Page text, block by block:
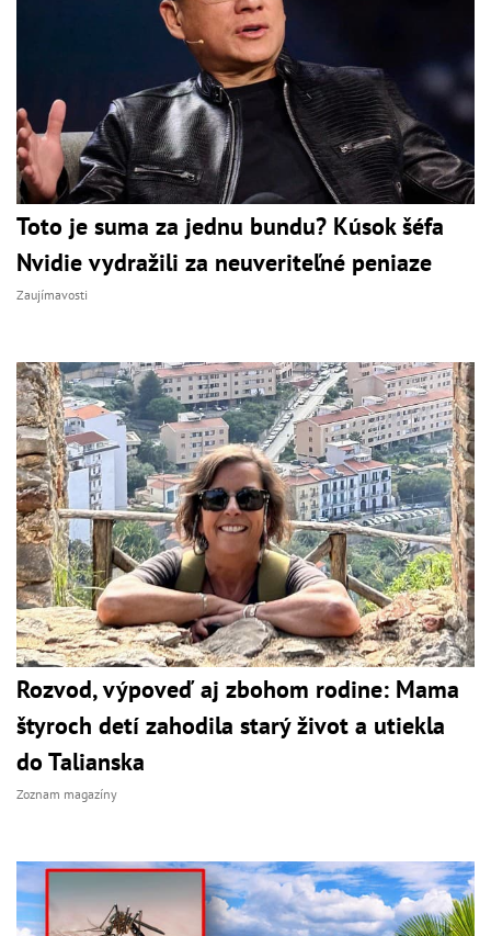
Toto je suma za jednu bundu? Kúsok šéfa
Nvidie vydražili za neuveriteľné peniaze
Zaujímavosti
Rozvod, výpoveď aj zbohom rodine: Mama
štyroch detí zahodila starý život a utiekla
do Talianska
Zoznam magazíny